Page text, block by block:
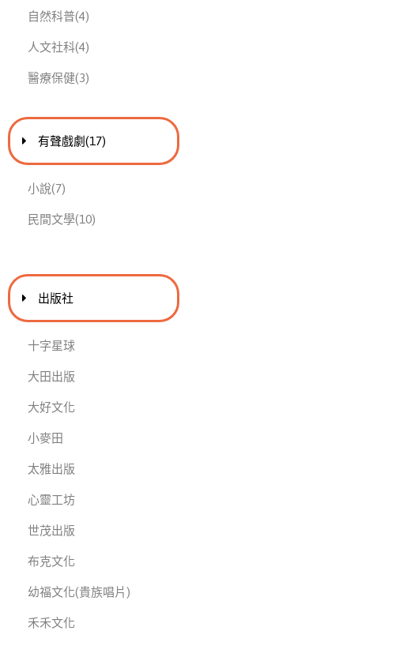
自然科普此分類有
(4)
人文社科此分類有
(4)
醫療保健此分類有
(3)
進入
有聲戲劇此分類有
(17)
小說此分類有
(7)
民間文學此分類有
(10)
出版社
十字星球
大田出版
大好文化
小麥田
太雅出版
心靈工坊
世茂出版
布克文化
幼福文化(貴族唱片)
禾禾文化